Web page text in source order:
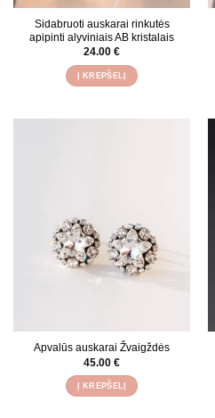
Sidabruoti auskarai rinkutės
apipinti alyviniais AB kristalais
24.00 €
Į KREPŠELĮ
Apvalūs auskarai Žvaigždės
45.00 €
Į KREPŠELĮ